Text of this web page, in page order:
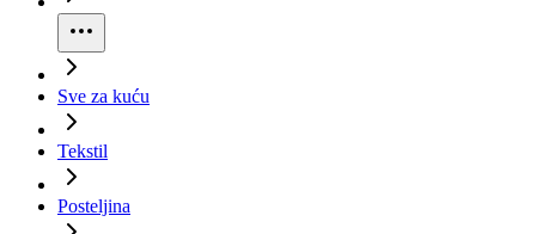
Sve za kuću
Tekstil
Posteljina